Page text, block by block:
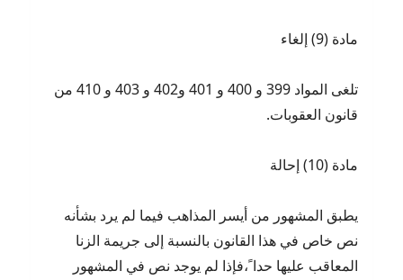
مادة (9) إلغاء
تلغى المواد 399 و 400 و 401 و402 و 403 و 410 من
قانون العقوبات.
مادة (10) إحالة
يطبق المشهور من أيسر المذاهب فيما لم يرد بشأنه
نص خاص في هذا القانون بالنسبة إلى جريمة الزنا
المعاقب عليها حدا ً،فإذا لم يوجد نص في المشهور